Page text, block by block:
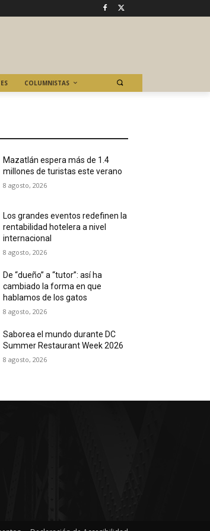
COLUMNISTAS
Mazatlán espera más de 1.4
millones de turistas este verano
8 agosto, 2026
Los grandes eventos redefinen la
rentabilidad hotelera a nivel
internacional
8 agosto, 2026
De “dueño” a “tutor”: así ha
cambiado la forma en que
hablamos de los gatos
8 agosto, 2026
Saborea el mundo durante DC
Summer Restaurant Week 2026
8 agosto, 2026